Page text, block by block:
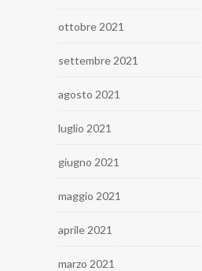
ottobre 2021
settembre 2021
agosto 2021
luglio 2021
giugno 2021
maggio 2021
aprile 2021
marzo 2021